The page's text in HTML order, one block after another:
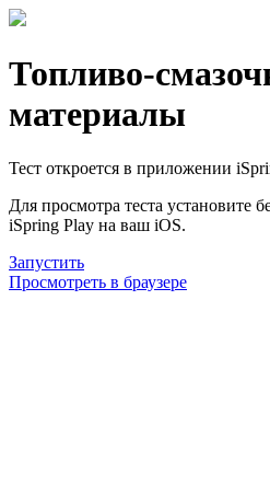
Топливо-
материалы
Тест откроется в приложении
Для просмотра теста установите
iSpring Play на ваш iOS.
Запустить
Просмотреть в браузере